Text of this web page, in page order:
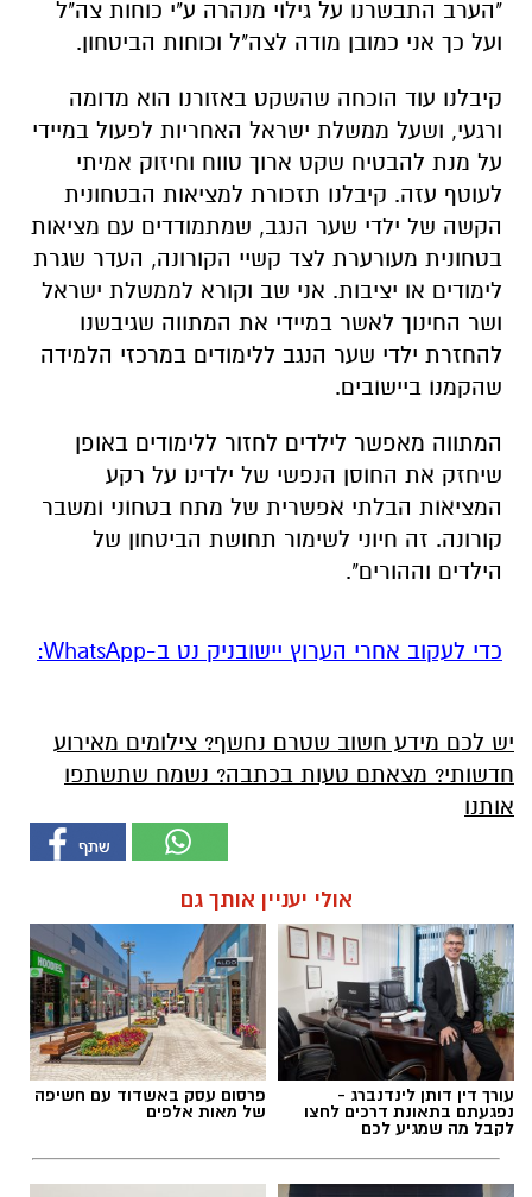
"הערב התבשרנו על גילוי מנהרה ע"י כוחות צה"ל
ועל כך אני כמובן מודה לצה"ל וכוחות הביטחון.
קיבלנו עוד הוכחה שהשקט באזורנו הוא מדומה
ורגעי, ושעל ממשלת ישראל האחריות לפעול במיידי
על מנת להבטיח שקט ארוך טווח וחיזוק אמיתי
לעוטף עזה. קיבלנו תזכורת למציאות הבטחונית
הקשה של ילדי שער הנגב, שמתמודדים עם מציאות
בטחונית מעורערת לצד קשיי הקורונה, העדר שגרת
לימודים או יציבות. אני שב וקורא לממשלת ישראל
ושר החינוך לאשר במיידי את המתווה שגיבשנו
להחזרת ילדי שער הנגב ללימודים במרכזי הלמידה
שהקמנו ביישובים.
המתווה מאפשר לילדים לחזור ללימודים באופן
שיחזק את החוסן הנפשי של ילדינו על רקע
המציאות הבלתי אפשרית של מתח בטחוני ומשבר
קורונה. זה חיוני לשימור תחושת הביטחון של
הילדים וההורים".
‏כדי לעקוב אחרי הערוץ יישובניק נט ב-WhatsApp:‏‏‏
יש לכם מידע חשוב שטרם נחשף? צילומים מאירוע
חדשותי? מצאתם טעות בכתבה? נשמח שתשתפו
אותנו
אולי יעניין אותך גם
עורך דין דותן לינדנברג -
נפגעתם בתאונת דרכים לחצו
לקבל מה שמגיע לכם
פרסום עסק באשדוד עם חשיפה
של מאות אלפים